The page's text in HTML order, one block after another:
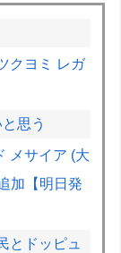
クヨミ レガ
思う
メサイア (大
加【明日発
とドッピュ